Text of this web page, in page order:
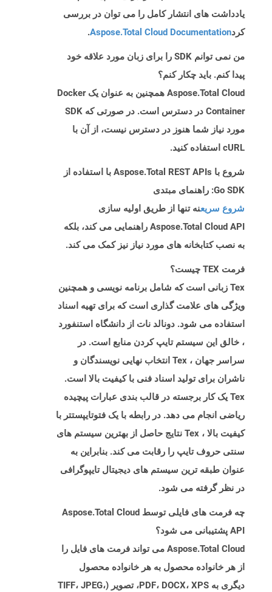
یادداشت های انتشار کامل را می توان در بررسی
کردAspose.Total Cloud Documentation
.
من نمی توانم SDK را برای زبان مورد علاقه خود
پیدا کنم. باید چکار کنم؟
Aspose.Total Cloud همچنین به عنوان یک Docker
Container در دسترس است. در صورتی که SDK
مورد نیاز شما هنوز در دسترس نیست، از آن با
cURL استفاده کنید.
شروع با Aspose.Total REST APIs با استفاده از
Go SDK: راهنمای مبتدی
شروع سریعنه تنها از طریق اولیه سازی
Aspose.Total Cloud API راهنمایی می کند، بلکه
به نصب کتابخانه های مورد نیاز نیز کمک می کند.
فرمت TEX چیست؟
Tex زبانی است که شامل برنامه نویسی و همچنین
ویژگی های علامت گذاری است که برای تهیه اسناد
استفاده می شود. دونالد نات از دانشگاه استنفورد
، خالق این سیستم تایپ کردن منابع است. در
سراسر جهان ، Tex انتخاب نهایی نویسندگان و
ناشران برای تولید اسناد فنی با کیفیت بالا است.
Tex یک کار برجسته در قالب بندی عبارات پیچیده
ریاضی انجام می دهد. در رابطه با یک فتوتایپستتر با
کیفیت بالا ، Tex نتایج حاصل از بهترین سیستم های
سنتی حروف تایپ را رقابت می کند. بنابراین به
عنوان طبقه ترین سیستم های دیجیتال تایپوگرافی
در نظر گرفته می شود.
چه فرمت های فایلی توسط Aspose.Total Cloud
API پشتیبانی می شود؟
Aspose.Total Cloud می تواند فرمت های فایل را
از هر خانواده محصول به هر خانواده محصول
دیگری به PDF، DOCX، XPS، تصویر (TIFF، JPEG،